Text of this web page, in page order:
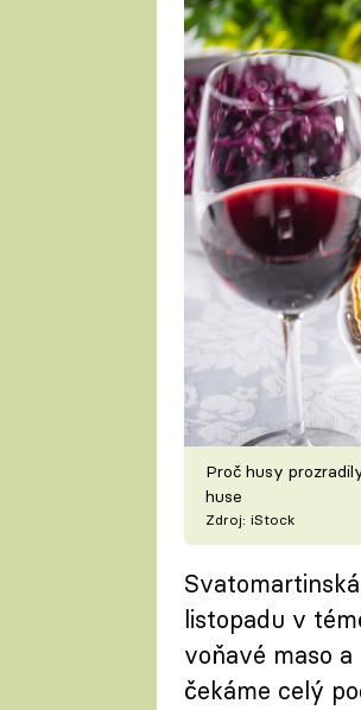
Proč husy
huse
Zdroj: iStock
listopadu v
voňavé maso
čekáme celý